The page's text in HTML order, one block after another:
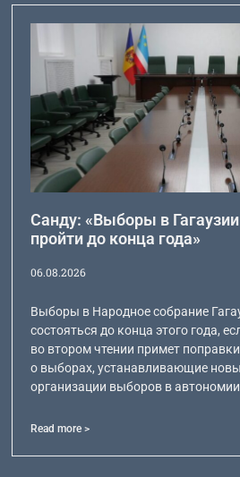
Санду: «Выборы в
пройти до конца года»
06.08.2026
Выборы в Народное собрание
состояться до конца этого года,
во втором чтении примет
о выборах, устанавливающие
организации выборов в
Read more >